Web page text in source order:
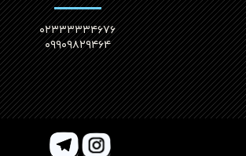
۰۲۳۳۳۳۳۴۶۷۶
۰۹۹۰۹۸۲۹۴۶۴